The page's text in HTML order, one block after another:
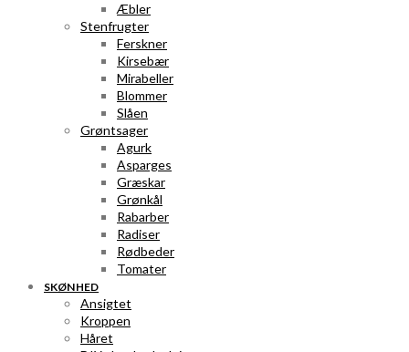
Æbler
Stenfrugter
Ferskner
Kirsebær
Mirabeller
Blommer
Slåen
Grøntsager
Agurk
Asparges
Græskar
Grønkål
Rabarber
Radiser
Rødbeder
Tomater
SKØNHED
Ansigtet
Kroppen
Håret